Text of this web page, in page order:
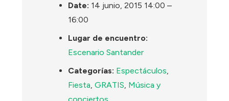
Date: 14 junio, 2015 14:00 –
16:00
Lugar de encuentro:
Escenario Santander
Categorías: Espectáculos,
Fiesta,GRATIS, Música y